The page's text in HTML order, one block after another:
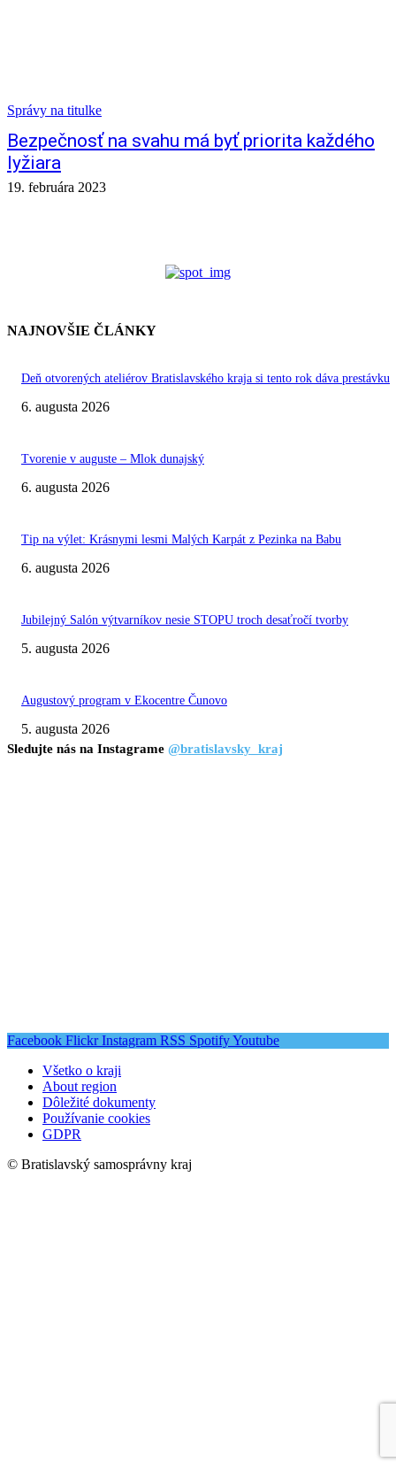
Správy na titulke
Bezpečnosť na svahu má byť priorita každého
lyžiara
19. februára 2023
NAJNOVŠIE ČLÁNKY
Deň otvorených ateliérov Bratislavského kraja si tento rok dáva prestávku
6. augusta 2026
Tvorenie v auguste – Mlok dunajský
6. augusta 2026
Tip na výlet: Krásnymi lesmi Malých Karpát z Pezinka na Babu
6. augusta 2026
Jubilejný Salón výtvarníkov nesie STOPU troch desaťročí tvorby
5. augusta 2026
Augustový program v Ekocentre Čunovo
5. augusta 2026
Sledujte nás na Instagrame @bratislavsky_kraj
Facebook Flickr Instagram RSS SpotifyYoutube
Všetko o kraji
About region
Dôležité dokumenty
Používanie cookies
GDPR
© Bratislavský samosprávny kraj